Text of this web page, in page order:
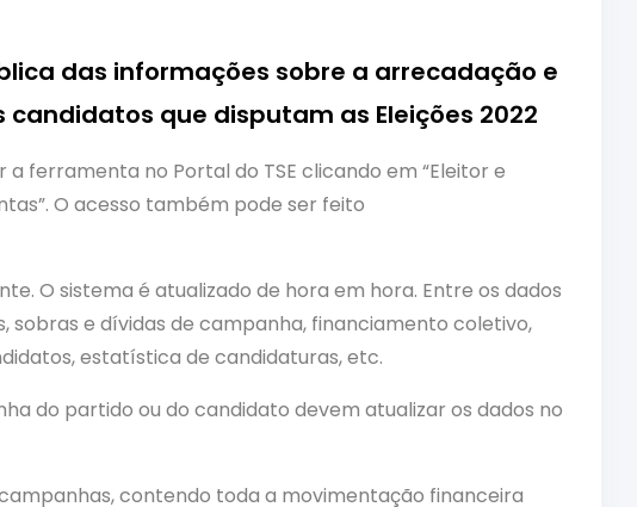
das informações sobre a arrecadação e
que disputam as Eleições 2022
ferramenta no Portal do TSE clicando em “Eleitor e
O acesso também pode ser feito
O sistema é atualizado de hora em hora. Entre os dados
sobras e dívidas de campanha, financiamento coletivo,
estatística de candidaturas, etc.
do partido ou do candidato devem atualizar os dados no
contendo toda a movimentação financeira